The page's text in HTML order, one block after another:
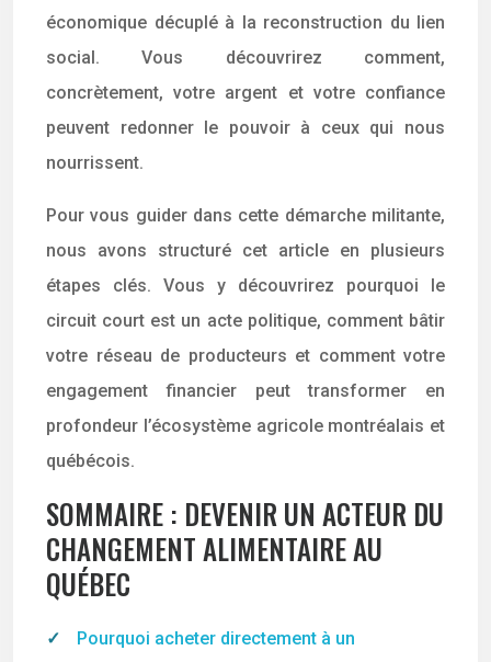
économique décuplé à la reconstruction du lien
social. Vous découvrirez comment,
concrètement, votre argent et votre confiance
peuvent redonner le pouvoir à ceux qui nous
nourrissent.
Pour vous guider dans cette démarche militante,
nous avons structuré cet article en plusieurs
étapes clés. Vous y découvrirez pourquoi le
circuit court est un acte politique, comment bâtir
votre réseau de producteurs et comment votre
engagement financier peut transformer en
profondeur l’écosystème agricole montréalais et
québécois.
SOMMAIRE : DEVENIR UN ACTEUR DU
CHANGEMENT ALIMENTAIRE AU
QUÉBEC
Pourquoi acheter directement à un